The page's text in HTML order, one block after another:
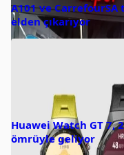
A101 ve CarrefourSA
elden çıkarıyor
Huawei Watch GT 7,
ömrüyle geliyor